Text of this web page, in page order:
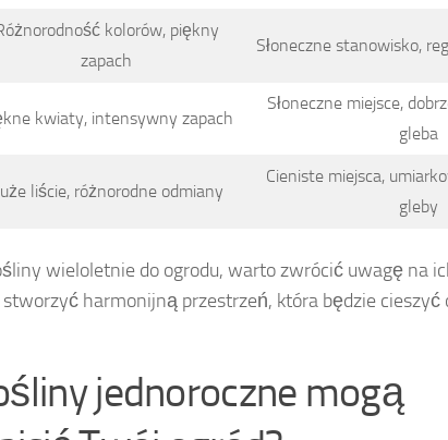
kolorów, piękny
zapach
Słoneczne stanowisko,
kwiaty, intensywny zapach
Słoneczne miejsce,
gleba
liście, różnorodne odmiany
Cieniste miejsca,
gleby
wieloletnie do ogrodu, warto zwrócić uwagę na
harmonijną przestrzeń, która będzie cieszyć
jednoroczne mogą